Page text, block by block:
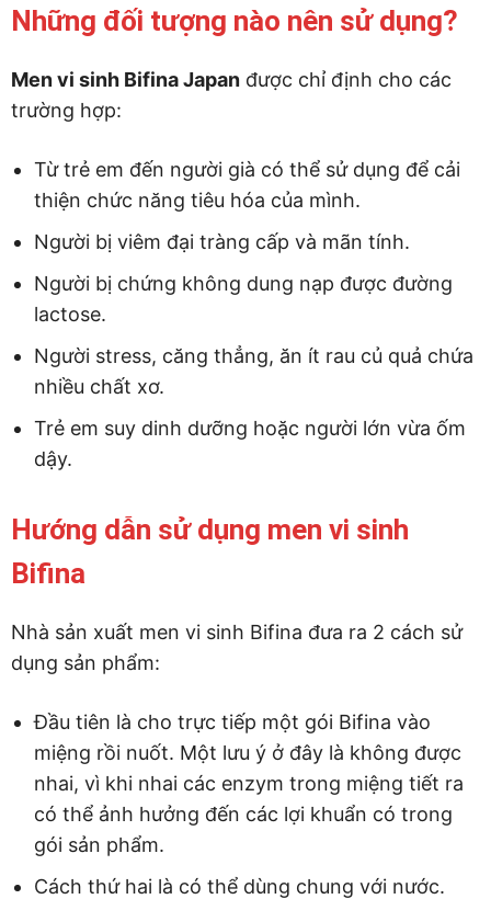
Những đối tượng nào nên sử dụng?
Men vi sinh Bifina Japan được chỉ định cho các
trường hợp:
Từ trẻ em đến người già có thể sử dụng để cải
thiện chức năng tiêu hóa của mình.
Người bị viêm đại tràng cấp và mãn tính.
Người bị chứng không dung nạp được đường
lactose.
Người stress, căng thẳng, ăn ít rau củ quả chứa
nhiều chất xơ.
Trẻ em suy dinh dưỡng hoặc người lớn vừa ốm
dậy.
Hướng dẫn sử dụng men vi sinh
Bifina
Nhà sản xuất men vi sinh Bifina đưa ra 2 cách sử
dụng sản phẩm:
Đầu tiên là cho trực tiếp một gói Bifina vào
miệng rồi nuốt. Một lưu ý ở đây là không được
nhai, vì khi nhai các enzym trong miệng tiết ra
có thể ảnh hưởng đến các lợi khuẩn có trong
gói sản phẩm.
Cách thứ hai là có thể dùng chung với nước.